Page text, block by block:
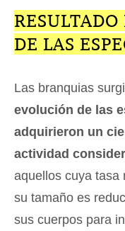
DE LAS
Las branquias
evolución de las
adquirieron un
actividad
aquellos cuya tasa
su tamaño es
sus cuerpos para